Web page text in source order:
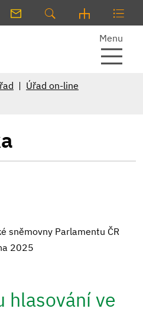
Menu
Úřad on-line
sněmovny Parlamentu ČR
2025
hlasování ve